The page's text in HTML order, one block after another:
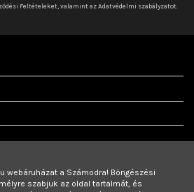
Feltételeket, valamint az Adatvédelmi szabályzatot.
webáruházat a Számodra! Böngészési
szabjuk az oldal tartalmát, és